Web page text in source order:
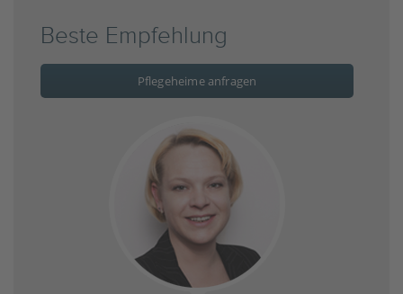
Beste Empfehlung
Pflegeheime anfragen